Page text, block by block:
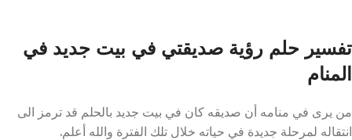
تفسير حلم رؤية صديقتي في بيت جديد في
المنام
من يرى في منامه أن صديقه كان في بيت جديد بالحلم قد ترمز الى
انتقاله لمرحلة جديدة في حياته خلال تلك الفترة والله أعلم.